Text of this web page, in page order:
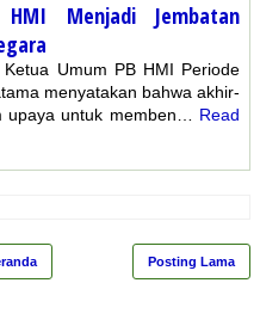
Menjadi Jembatan
Umum PB HMI Periode
menyatakan bahwa akhir-
upaya untuk memben… Read
Posting Lama